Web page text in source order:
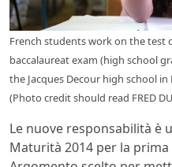
French students work on the test
baccalaureat exam (high school
the Jacques Decour high school in
(Photo credit should read FRED
Le nuove responsabilità è
Maturità 2014 per la